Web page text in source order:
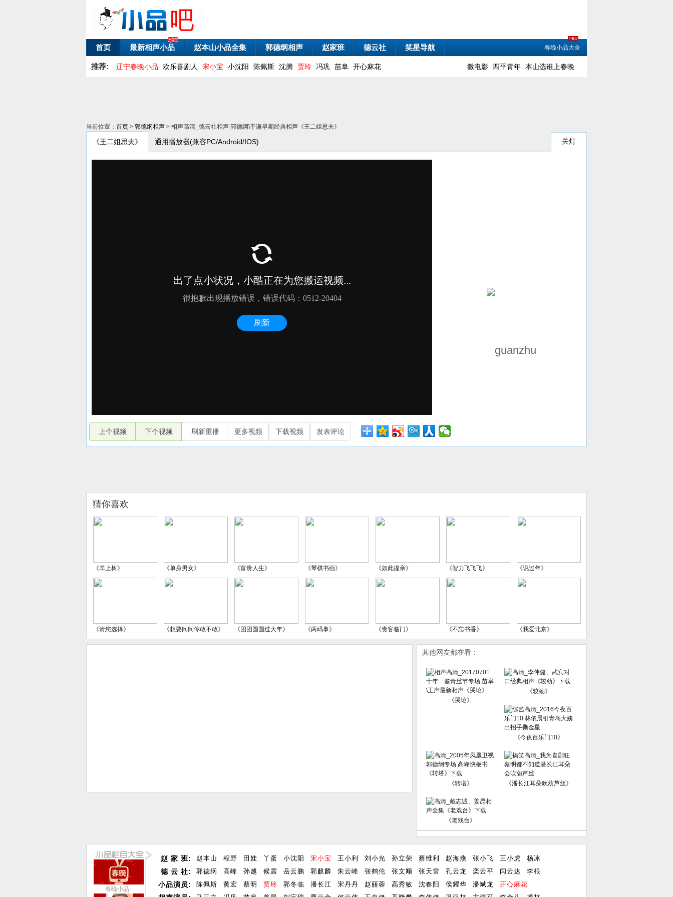
首页 最新相声小品 赵本山小品全集 郭德纲相声 赵家班 德云社 笑星导航 春晚小品大全
推荐: 辽宁春晚小品 欢乐喜剧人 宋小宝 小沈阳 陈佩斯 沈腾 贾玲 冯巩 苗阜 开心麻花 微电影 四平青年 本山选谁上春晚
当前位置： 首页 > 郭德纲相声 > 相声高清_德云社相声 郭德纲\于谦早期经典相声《王二姐思夫》
《王二姐思夫》 通用播放器(兼容PC/Android/IOS) 关灯
上个视频 下个视频 刷新重播 更多视频 下载视频 发表评论
猜你喜欢
《羊上树》 《单身男女》 《富贵人生》 《琴棋书画》 《如此提亲》 《智力飞飞飞》 《说过年》
《请您选择》 《想要问问你敢不敢》 《团团圆圆过大年》 《两码事》 《贵客临门》 《不忘书香》 《我爱北京》
其他网友都在看：
《哭论》
《较劲》
《今夜百乐门10》
《转塔》 《潘长江耳朵吹葫芦丝》
《老戏台》
春晚小品
赵 家 班:
德 云 社:
小品演员:
赵本山 程野 田娃 丫蛋 小沈阳 宋小宝 王小利 刘小光 孙立荣 蔡维利 赵海燕 张小飞 王小虎
杨冰
郭德纲
高峰 孙越 候震 岳云鹏 郭麒麟 朱云峰 张鹤伦 张文顺 张天雷 孔云龙 栾云平 闫云达
李根
陈佩斯
黄宏 蔡明 贾玲 郭冬临 潘长江 宋丹丹 赵丽蓉 高秀敏 沈春阳 侯耀华 潘斌龙
开心麻花